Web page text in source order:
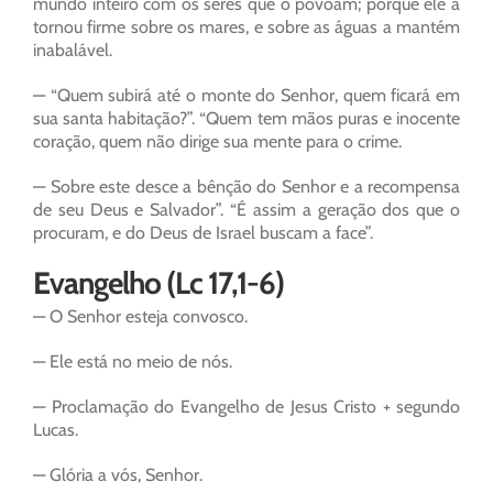
mundo inteiro com os seres que o povoam; porque ele a
tornou firme sobre os mares, e sobre as águas a mantém
inabalável.
— “Quem subirá até o monte do Senhor, quem ficará em
sua santa habitação?”. “Quem tem mãos puras e inocente
coração, quem não dirige sua mente para o crime.
— Sobre este desce a bênção do Senhor e a recompensa
de seu Deus e Salvador”. “É assim a geração dos que o
procuram, e do Deus de Israel buscam a face”.
Evangelho (Lc 17,1-6)
— O Senhor esteja convosco.
— Ele está no meio de nós.
— Proclamação do Evangelho de Jesus Cristo + segundo
Lucas.
— Glória a vós, Senhor.